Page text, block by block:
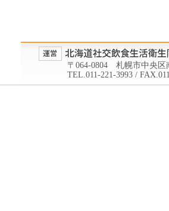
〒064-0804 札幌市中央
TEL.011-221-3993 /